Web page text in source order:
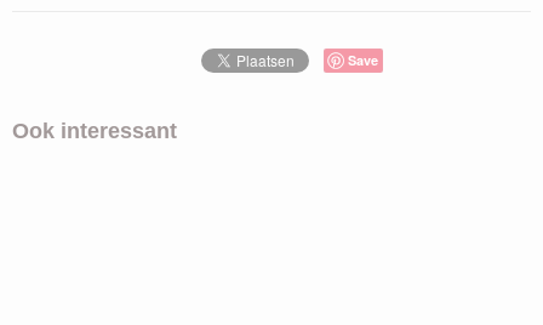
Save
Ook interessant